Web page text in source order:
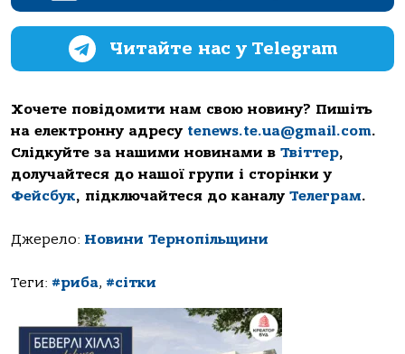
Читайте нас у Telegram
Хочете повідомити нам свою новину? Пишіть
на електронну адресу tenews.te.ua@gmail.com.
Слідкуйте за нашими новинами в Твіттер,
долучайтеся до нашої групи і сторінки у
Фейсбук, підключайтеся до каналу Телеграм.
Джерело: Новини Тернопільщини
Теги: #риба, #сітки